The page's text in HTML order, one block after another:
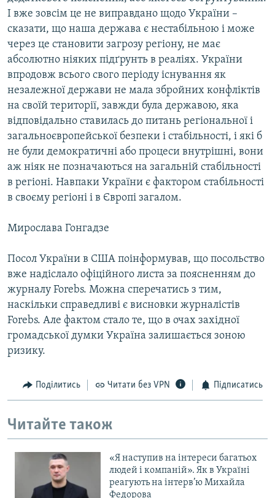
І вже зовсім це не виправдано щодо України –
сказати, що наша держава є нестабільною і може
через це становити загрозу регіону, не має
абсолютно ніяких підґрунть в реаліях. України
впродовж всього свого періоду існування як
незалежної держави не мала збройних конфліктів
на своїй території, завжди була державою, яка
відповідально ставилась до питань регіональної і
загальноєвропейської безпеки і стабільності, і які б
не були демократичні або процеси внутрішні, вони
аж ніяк не позначаються на загальній стабільності
в регіоні. Навпаки України є фактором стабільності
в своєму регіоні і в Європі загалом.
Мирослава Гонгадзе
Посол України в США поінформував, що посольство
вже надіслало офіційного листа за поясненням до
журналу Forebs. Можна сперечатись з тим,
наскільки справедливі є висновки журналістів
Forebs. Але фактом стало те, що в очах західної
громадської думки Україна залишається зоною
ризику.
Поділитись Читати без VPN Підписатись
Читайте також
«Я наступив на інтереси багатьох
людей і компаній». Як в Україні
реагують на інтерв’ю Михайла
Федорова